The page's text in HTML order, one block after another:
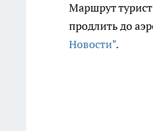
Маршрут
продлить до
Новости".